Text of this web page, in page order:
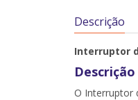
Descrição
Interruptor
O Interruptor